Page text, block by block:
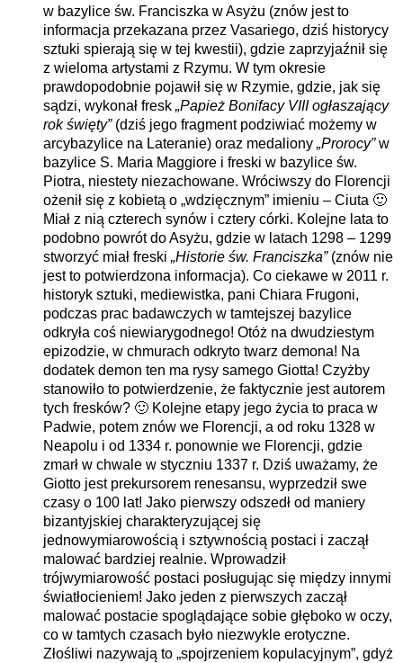
w bazylice św. Franciszka w Asyżu (znów jest to
informacja przekazana przez Vasariego, dziś historycy
sztuki spierają się w tej kwestii), gdzie zaprzyjaźnił się
z wieloma artystami z Rzymu. W tym okresie
prawdopodobnie pojawił się w Rzymie, gdzie, jak się
sądzi, wykonał fresk „Papież Bonifacy VIII ogłaszający
rok święty”(dziś jego fragment podziwiać możemy w
arcybazylice na Lateranie) oraz medaliony „Prorocy”w
bazylice S. Maria Maggiore i freski w bazylice św.
Piotra, niestety niezachowane. Wróciwszy do Florencji
ożenił się z kobietą o „wdzięcznym” imieniu – Ciuta 🙂
Miał z nią czterech synów i cztery córki. Kolejne lata to
podobno powrót do Asyżu, gdzie w latach 1298 – 1299
stworzyć miał freski „Historie św. Franciszka”(znów nie
jest to potwierdzona informacja). Co ciekawe w 2011 r.
historyk sztuki, mediewistka, pani Chiara Frugoni,
podczas prac badawczych w tamtejszej bazylice
odkryła coś niewiarygodnego! Otóż na dwudziestym
epizodzie, w chmurach odkryto twarz demona! Na
dodatek demon ten ma rysy samego Giotta! Czyżby
stanowiło to potwierdzenie, że faktycznie jest autorem
tych fresków? 🙂 Kolejne etapy jego życia to praca w
Padwie, potem znów we Florencji, a od roku 1328 w
Neapolu i od 1334 r. ponownie we Florencji, gdzie
zmarł w chwale w styczniu 1337 r. Dziś uważamy, że
Giotto jest prekursorem renesansu, wyprzedził swe
czasy o 100 lat! Jako pierwszy odszedł od maniery
bizantyjskiej charakteryzującej się
jednowymiarowością i sztywnością postaci i zaczął
malować bardziej realnie. Wprowadził
trójwymiarowość postaci posługując się między innymi
światłocieniem! Jako jeden z pierwszych zaczął
malować postacie spoglądające sobie głęboko w oczy,
co w tamtych czasach było niezwykle erotyczne.
Złośliwi nazywają to „spojrzeniem kopulacyjnym”, gdyż